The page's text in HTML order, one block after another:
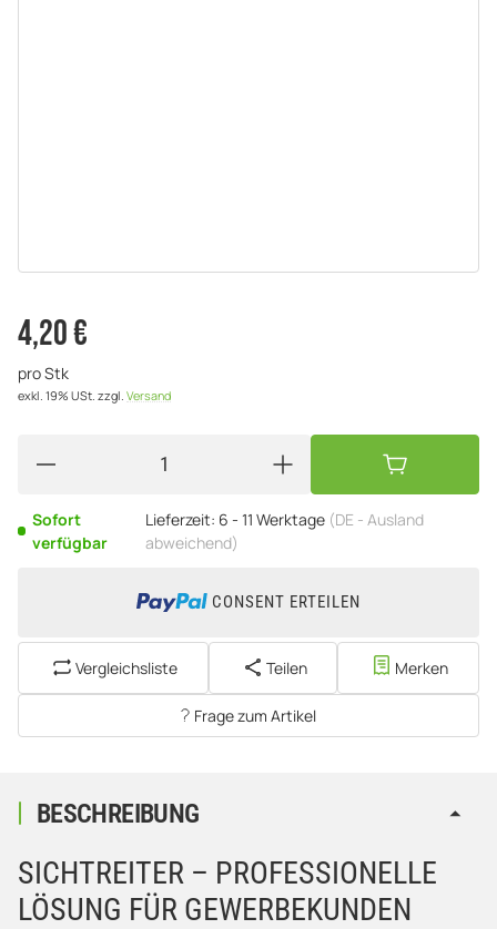
4,20 €
pro Stk
exkl. 19% USt. zzgl. Versand
Sofort
verfügbar
Lieferzeit: 6 - 11 Werktage (DE - Ausland
abweichend)
CONSENT ERTEILEN
Vergleichsliste Teilen Merken
Frage zum Artikel
BESCHREIBUNG
SICHTREITER – PROFESSIONELLE
LÖSUNG FÜR GEWERBEKUNDEN